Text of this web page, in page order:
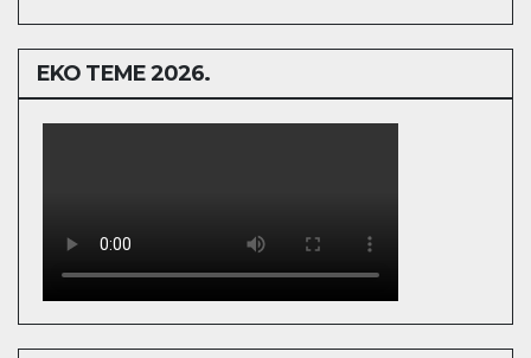
EKO TEME 2026.